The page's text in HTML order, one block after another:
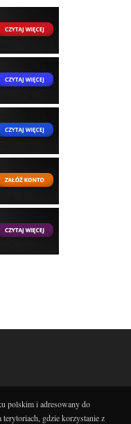
polskim i adresowany do
gdzie korzystanie z